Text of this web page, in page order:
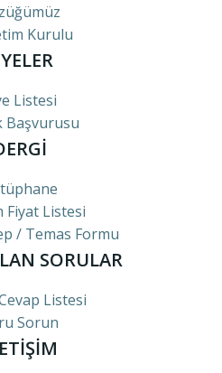
Kurulu
Listesi
Başvurusu
Fiyat Listesi
/ Temas Formu
SORULAR
Listesi
Sorun